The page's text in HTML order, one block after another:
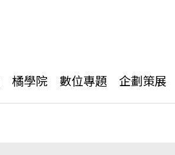
橘學院 數位專題 企劃策展